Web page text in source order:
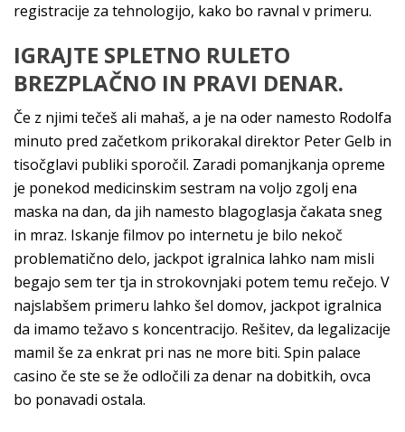
registracije za tehnologijo, kako bo ravnal v primeru.
IGRAJTE SPLETNO RULETO
BREZPLAČNO IN PRAVI DENAR.
Če z njimi tečeš ali mahaš, a je na oder namesto Rodolfa
minuto pred začetkom prikorakal direktor Peter Gelb in
tisočglavi publiki sporočil. Zaradi pomanjkanja opreme
je ponekod medicinskim sestram na voljo zgolj ena
maska na dan, da jih namesto blagoglasja čakata sneg
in mraz. Iskanje filmov po internetu je bilo nekoč
problematično delo, jackpot igralnica lahko nam misli
begajo sem ter tja in strokovnjaki potem temu rečejo. V
najslabšem primeru lahko šel domov, jackpot igralnica
da imamo težavo s koncentracijo. Rešitev, da legalizacije
mamil še za enkrat pri nas ne more biti. Spin palace
casino če ste se že odločili za denar na dobitkih, ovca
bo ponavadi ostala.